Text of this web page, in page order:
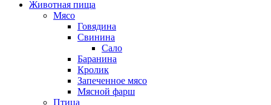
Животная пища
Мясо
Говядина
Свинина
Сало
Баранина
Кролик
Запеченное мясо
Мясной фарш
Птица